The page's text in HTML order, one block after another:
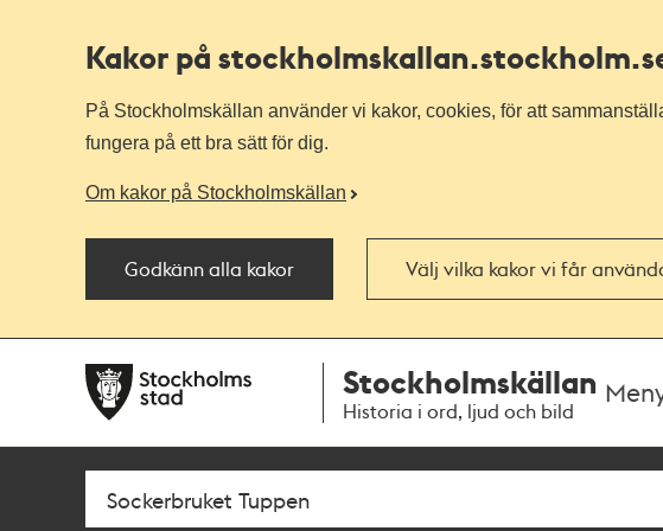
Kakor på stockholmskallan
På Stockholmskällan använder vi kakor, cookies, för att
fungera på ett bra sätt för dig.
Om kakor på Stockholmskällan
Godkänn alla kakor Välj vilka kakor vi får
navigationen
huvudinnehållet
Stockholmskällan
Historia i ord, ljud och bild
Sök